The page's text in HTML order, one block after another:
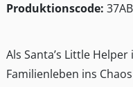
Produktionscode:
Als Santa’s Little
Familienleben ins